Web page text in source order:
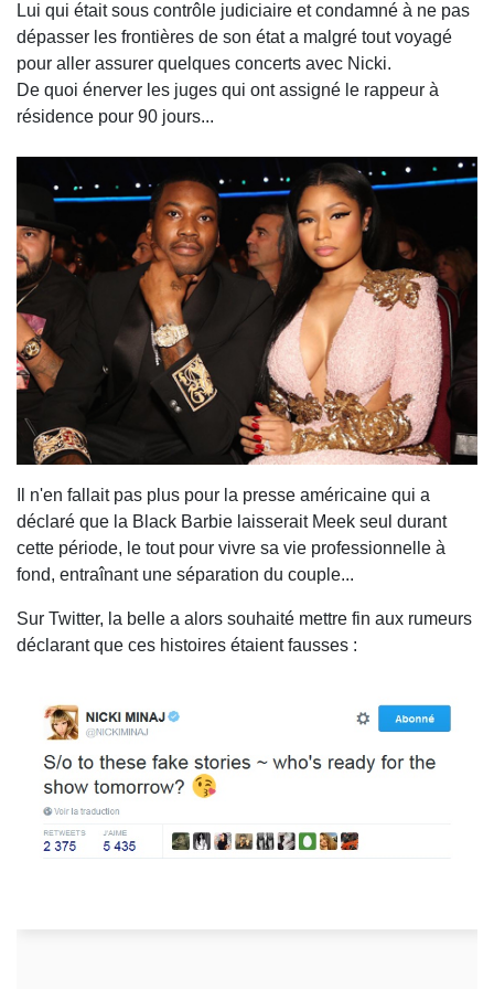
Lui qui était sous contrôle judiciaire et condamné à ne pas
dépasser les frontières de son état a malgré tout voyagé
pour aller assurer quelques concerts avec Nicki.
De quoi énerver les juges qui ont assigné le rappeur à
résidence pour 90 jours...
Il n'en fallait pas plus pour la presse américaine qui a
déclaré que la Black Barbie laisserait Meek seul durant
cette période, le tout pour vivre sa vie professionnelle à
fond, entraînant une séparation du couple...
Sur Twitter, la belle a alors souhaité mettre fin aux rumeurs
déclarant que ces histoires étaient fausses :